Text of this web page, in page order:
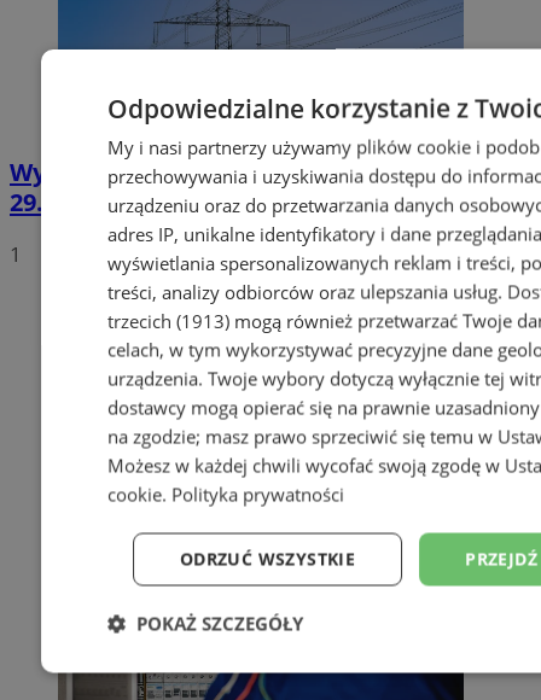
Wyłączenia prądu w Rudzie Śląskiej [27.05 -
29.05] Sprawdź wykaz ulic
1
Odpowiedzialne korzystanie z
My i nasi partnerzy używamy plików cookie i
przechowywania i uzyskiwania dostępu do
urządzeniu oraz do przetwarzania danych
adres IP, unikalne identyfikatory i dane
wyświetlania spersonalizowanych reklam i treści,
treści, analizy odbiorców oraz ulepszania usług.
trzecich (1913)mogą również przetwarzać Twoje
celach, w tym wykorzystywać precyzyjne dane
urządzenia. Twoje wybory dotyczą wyłącznie tej
dostawcy mogą opierać się na prawnie
na zgodzie; masz prawo sprzeciwić się temu w
Możesz w każdej chwili wycofać swoją zgodę w
cookie. Polityka prywatności
ODRZUĆ WSZYSTKIE
POKAŻ SZCZEGÓŁY
Niezbędne Wydajność Targetowanie